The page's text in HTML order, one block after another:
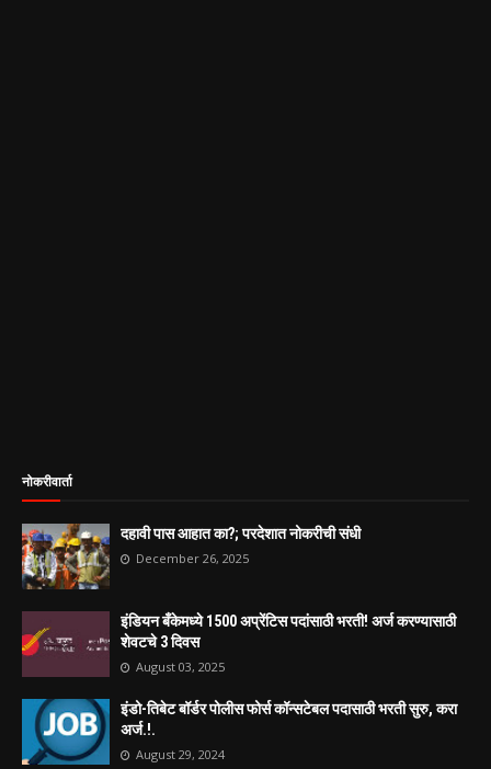
नोकरीवार्ता
दहावी पास आहात का?; परदेशात नोकरीची संधी
December 26, 2025
इंडियन बँकेमध्ये 1500 अप्रेंटिस पदांसाठी भरती! अर्ज करण्यासाठी
शेवटचे 3 दिवस
August 03, 2025
इंडो-तिबेट बॉर्डर पोलीस फोर्स कॉन्सटेबल पदासाठी भरती सुरु, करा
अर्ज.!.
August 29, 2024